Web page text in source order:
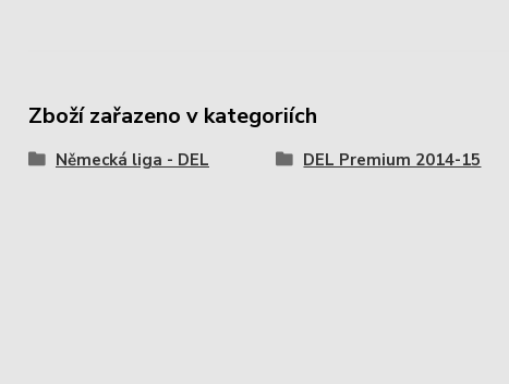
Zboží zařazeno v kategoriích
Německá liga - DEL DEL Premium 2014-15